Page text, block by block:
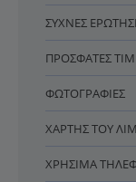
ΣΥΧΝΈΣ
ΠΡΌΣΦΑΤΕΣ
ΦΩΤΟΓΡΑΦΊΕΣ
ΧΆΡΤΗΣ ΤΟΥ
ΧΡΉΣΙΜΑ